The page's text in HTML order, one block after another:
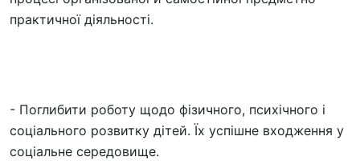
практичної діяльності.
- Поглибити роботу щодо фізичного, психічного і
соціального розвитку дітей. Їх успішне входження у
соціальне середовище.